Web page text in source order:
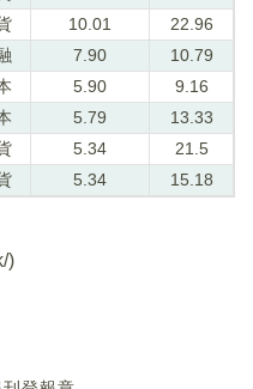
10.01
22.96
7.90
10.79
5.90
9.16
5.79
13.33
5.34
21.5
5.34 15.18
)